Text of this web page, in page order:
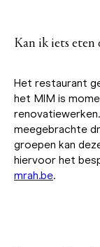
Kan ik iets eten
Het restaurant
het MIM is
meegebrachte
groepen kan
hiervoor het
mrah.be.